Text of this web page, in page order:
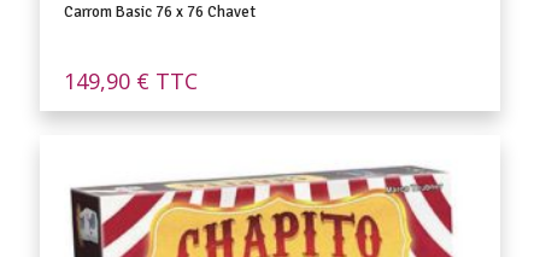
Carrom Basic 76 x 76 Chavet
149,90 € TTC